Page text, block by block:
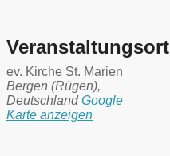
Veranstaltungsort
ev. Kirche St. Marien
Bergen (Rügen),
Deutschland Google
Karte anzeigen